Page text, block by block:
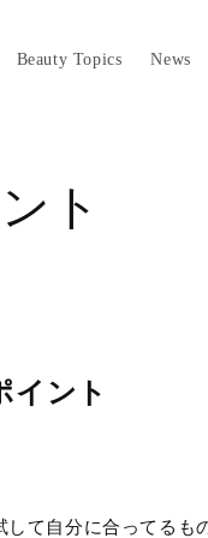
Beauty Topics News
ト
イント
て自分に合ってるも